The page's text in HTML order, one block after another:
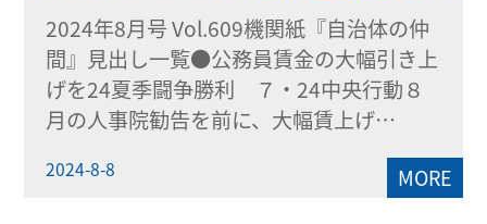
2024年8月号 Vol.609機関紙『自治体の仲
間』見出し一覧●公務員賃金の大幅引き上
げを24夏季闘争勝利 ７・24中央行動８
月の人事院勧告を前に、大幅賃上げ…
2024-8-8 MORE